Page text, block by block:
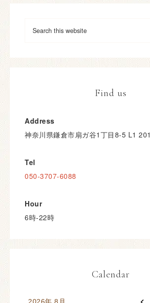
Find us
Address
神奈川県鎌倉市扇ガ谷1丁目8-5 L1 201
Tel
050-3707-6088
Hour
6時-22時
Calendar